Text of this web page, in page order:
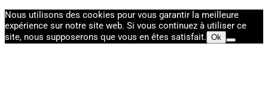
Nous utilisons des cookies pour vous garantir la meilleure
expérience sur notre site web. Si vous continuez à utiliser ce
site, nous supposerons que vous en êtes satisfait. Ok